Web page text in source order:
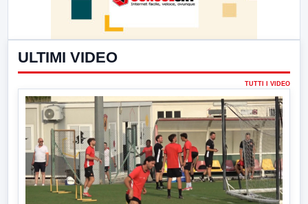
ULTIMI VIDEO
TUTTI I VIDEO